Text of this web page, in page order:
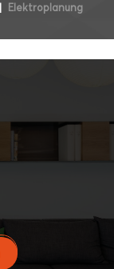
Elektroplanung